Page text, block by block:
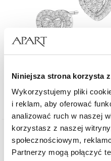
Niniejsza strona korzysta
Wykorzystujemy pliki
i reklam, aby oferować
analizować ruch w naszej
korzystasz z naszej
społecznościowym,
Partnerzy mogą połączyć
339 zł
Nowość